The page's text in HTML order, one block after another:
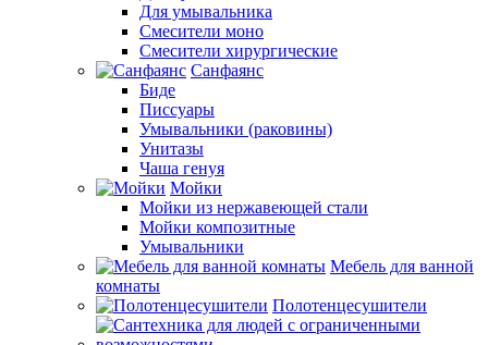
Для умывальника
Смесители моно
Смесители хирургические
Санфаянс
Биде
Писсуары
Умывальники (раковины)
Унитазы
Чаша генуя
Мойки
Мойки из нержавеющей стали
Мойки композитные
Умывальники
Мебель для ванной
комнаты
Полотенцесушители